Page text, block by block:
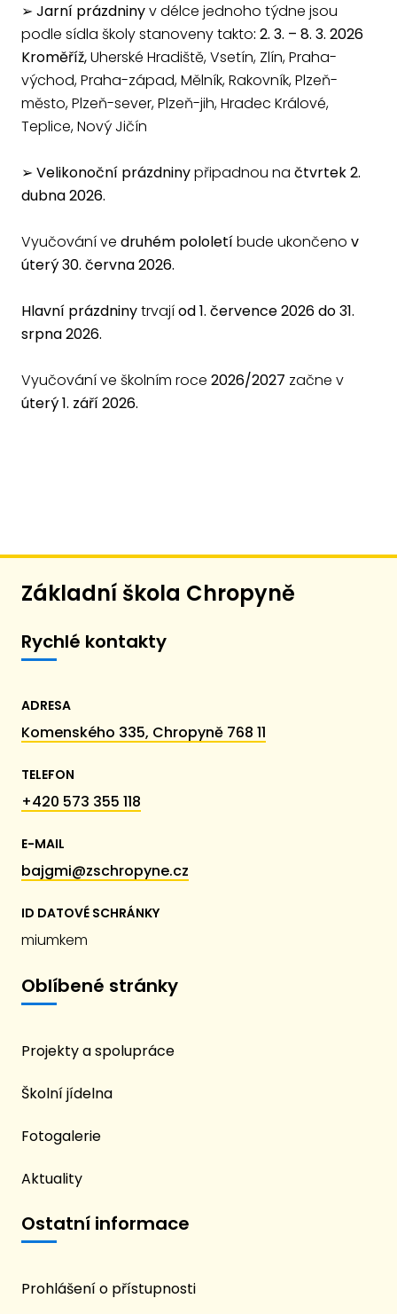
➢ Jarní prázdninyv délce jednoho týdne jsou
podle sídla školy stanoveny takto: 2. 3. – 8. 3. 2026
Kroměříž,Uherské Hradiště, Vsetín, Zlín, Praha-
východ, Praha-západ, Mělník, Rakovník, Plzeň-
město, Plzeň-sever, Plzeň-jih, Hradec Králové,
Teplice, Nový Jičín
➢ Velikonoční prázdninypřipadnou na čtvrtek 2.
dubna 2026.
Vyučování ve druhém pololetíbude ukončeno v
úterý 30. června 2026.
Hlavní prázdninytrvajíod 1. července 2026 do 31.
srpna 2026.
Vyučování ve školním roce 2026/2027 začne v
úterý 1. září 2026.
Základní škola Chropyně
Rychlé kontakty
ADRESA
Komenského 335, Chropyně 768 11
TELEFON
+420 573 355 118
E-MAIL
bajgmi@zschropyne.cz
ID DATOVÉ SCHRÁNKY
miumkem
Oblíbené stránky
Projekty a spolupráce
Školní jídelna
Fotogalerie
Aktuality
Ostatní informace
Prohlášení o přístupnosti